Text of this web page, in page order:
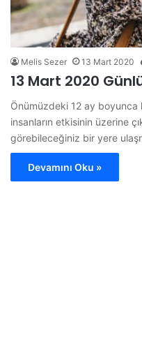
Melis Sezer 13 Mart 2020
13 Mart 2020
Önümüzdeki 12 ay boyunca
insanların etkisinin üzerine
görebileceğiniz bir yere
Devamını Oku »